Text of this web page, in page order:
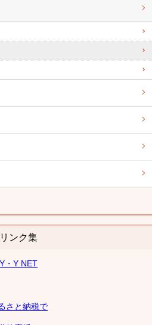
リンク集
Y・Y NET
さと納税で